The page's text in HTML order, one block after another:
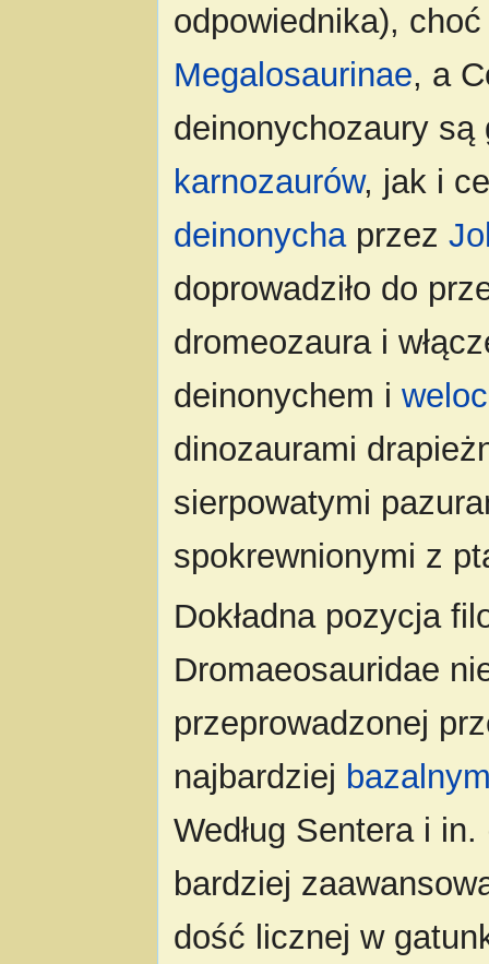
odpowiednika),
Megalosaurinae, a
deinonychozaury są
karnozaurów, jak i
deinonychaprzez
doprowadziło do
dromeozaura i
deinonychem i
dinozaurami
sierpowatymi
spokrewnionymi z
Dokładna pozycja
Dromaeosauridae
przeprowadzonej
najbardziej
Według Sentera i
bardziej
dość licznej w